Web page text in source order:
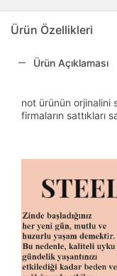
Ürün Özellikleri
Ürün Açıklaması
not ürünün orjinalini
firmaların sattıkları